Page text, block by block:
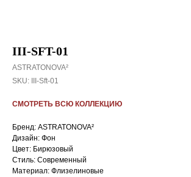
III-SFT-01
ASTRATONOVA²
SKU:
III-Sft-01
СМОТРЕТЬ ВСЮ КОЛЛЕКЦИЮ
Бренд: ASTRATONOVA²
Дизайн: Фон
Цвет: Бирюзовый
Стиль: Cовременный
Материал: Флизелиновые